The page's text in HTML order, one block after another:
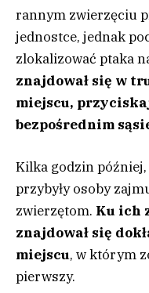
rannym zwierzęciu
jednostce, jednak
zlokalizować ptaka
znajdował się w
miejscu,
bezpośrednim
Kilka godzin
przybyły osoby
zwierzętom. Ku ich
znajdował się
miejscu, w którym
pierwszy.